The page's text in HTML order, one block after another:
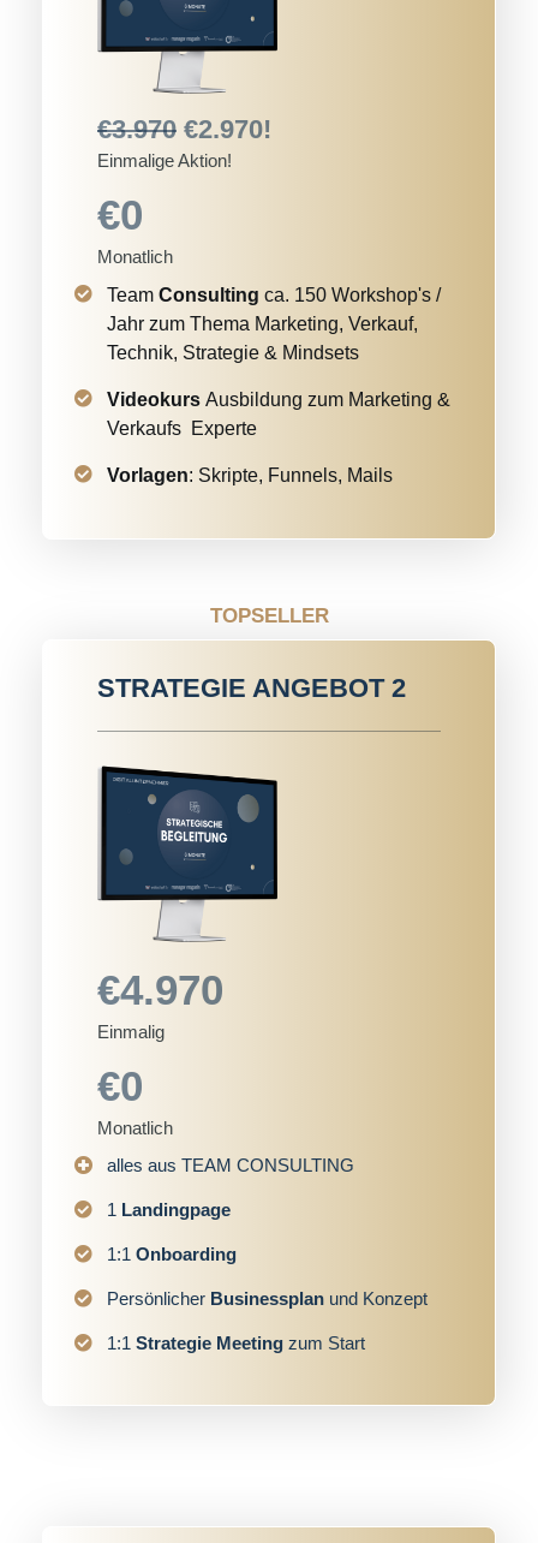
€3.970 €2.970!
Einmalige Aktion!
€0
Monatlich
Team Consulting ca. 150 Workshop's /
Jahr zum Thema Marketing, Verkauf,
Technik, Strategie & Mindsets
Videokurs Ausbildung zum Marketing &
Verkaufs Experte
Vorlagen: Skripte, Funnels, Mails
TOPSELLER
STRATEGIE ANGEBOT 2
€4.970
Einmalig
€0
Monatlich
alles aus TEAM CONSULTING
1 Landingpage
1:1 Onboarding
Persönlicher Businessplanund Konzept
1:1 Strategie Meeting zum Start